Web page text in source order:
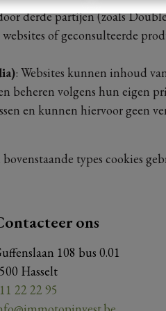
derde partijen (zoals
of geconsulteerde
: Websites kunnen inhoud
beheren volgens hun eigen
en kunnen hiervoor geen
types cookies
ons
108 bus 0.01
Hasselt
22 22 95